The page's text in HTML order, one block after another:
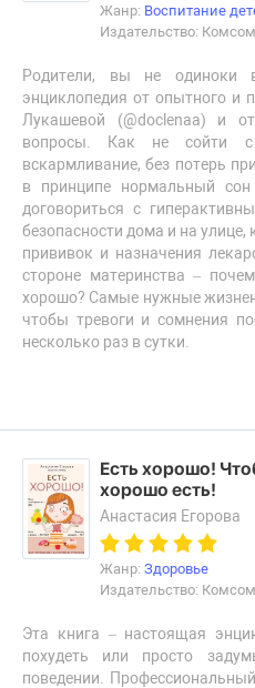
Жанр: Воспитание
Издательство:
Родители, вы не одиноки
энциклопедия от опытного и
Лукашевой (@doclenaa) и
вопросы. Как не сойти с
вскармливание, без потерь
в принципе нормальный
договориться с
безопасности дома и на улице,
прививок и назначения
стороне материнства –
хорошо? Самые нужные
чтобы тревоги и сомнения
несколько раз в сутки.
Есть хорошо!
хорошо есть!
Анастасия Егорова
Жанр: Здоровье
Издательство:
Эта книга – настоящая
похудеть или просто
поведении.